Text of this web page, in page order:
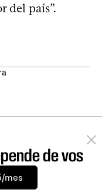
del país”.
de vos
mes